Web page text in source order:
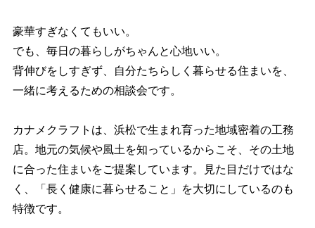
豪華すぎなくてもいい。
でも、毎日の暮らしがちゃんと心地いい。
背伸びをしすぎず、自分たちらしく暮らせる住まいを、
一緒に考えるための相談会です。
カナメクラフトは、浜松で生まれ育った地域密着の工務
店。地元の気候や風土を知っているからこそ、その土地
に合った住まいをご提案しています。見た目だけではな
く、「長く健康に暮らせること」を大切にしているのも
特徴です。